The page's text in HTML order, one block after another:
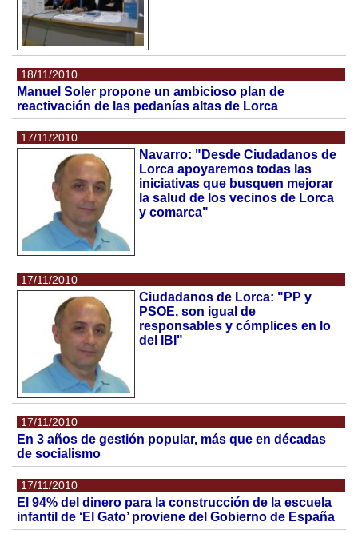
18/11/2010
Manuel Soler propone un ambicioso plan de
reactivación de las pedanías altas de Lorca
17/11/2010
Navarro: "Desde Ciudadanos de
Lorca apoyaremos todas las
iniciativas que busquen mejorar
la salud de los vecinos de Lorca
y comarca"
17/11/2010
Ciudadanos de Lorca: "PP y
PSOE, son igual de
responsables y cómplices en lo
del IBI"
17/11/2010
En 3 años de gestión popular, más que en décadas
de socialismo
17/11/2010
El 94% del dinero para la construcción de la escuela
infantil de ‘El Gato’ proviene del Gobierno de España